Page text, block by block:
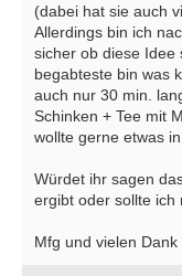
(dabei hat sie auch
Allerdings bin ich
sicher ob diese Idee
begabteste bin was
auch nur 30 min.
Schinken + Tee mit
wollte gerne etwas
Würdet ihr sagen
ergibt oder sollte ich
Mfg und vielen Dank